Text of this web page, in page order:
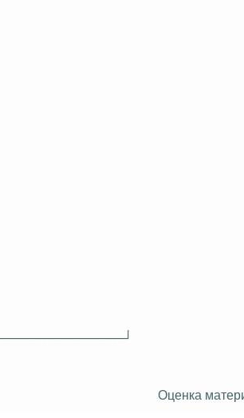
Оценка